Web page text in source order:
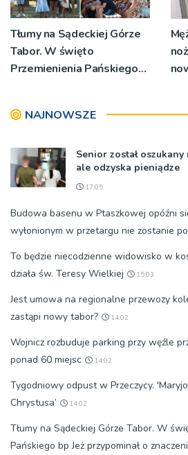
Tłumy na Sądeckiej Górze
Tabor. W święto
Przemienienia Pańskiego
[ZDJĘCIA]
NAJNOWSZE
Senior został oszukany
ale odzyska pieniądze
17:05
Budowa basenu w Ptaszkowej opóźni
wyłonionym w przetargu nie zostanie
To będzie niecodzienne widowisko w
działa św. Teresy Wielkiej
15:03
Jest umowa na regionalne przewozy
zastąpi nowy tabor?
14:02
Wojnicz rozbuduje parking przy węźle
ponad 60 miejsc
14:02
Tygodniowy odpust w Przeczycy.
Chrystusa’
14:02
Tłumy na Sądeckiej Górze Tabor. W
Pańskiego bp Jeż przypominał o